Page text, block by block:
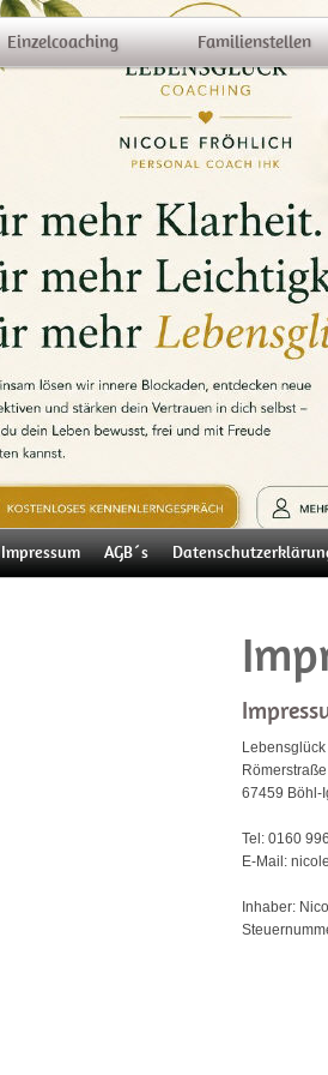
Einzelcoaching Familienstellen
Impressum AGB´s
67459 Böhl-
Tel: 0160
E-Mail:
Inhaber: